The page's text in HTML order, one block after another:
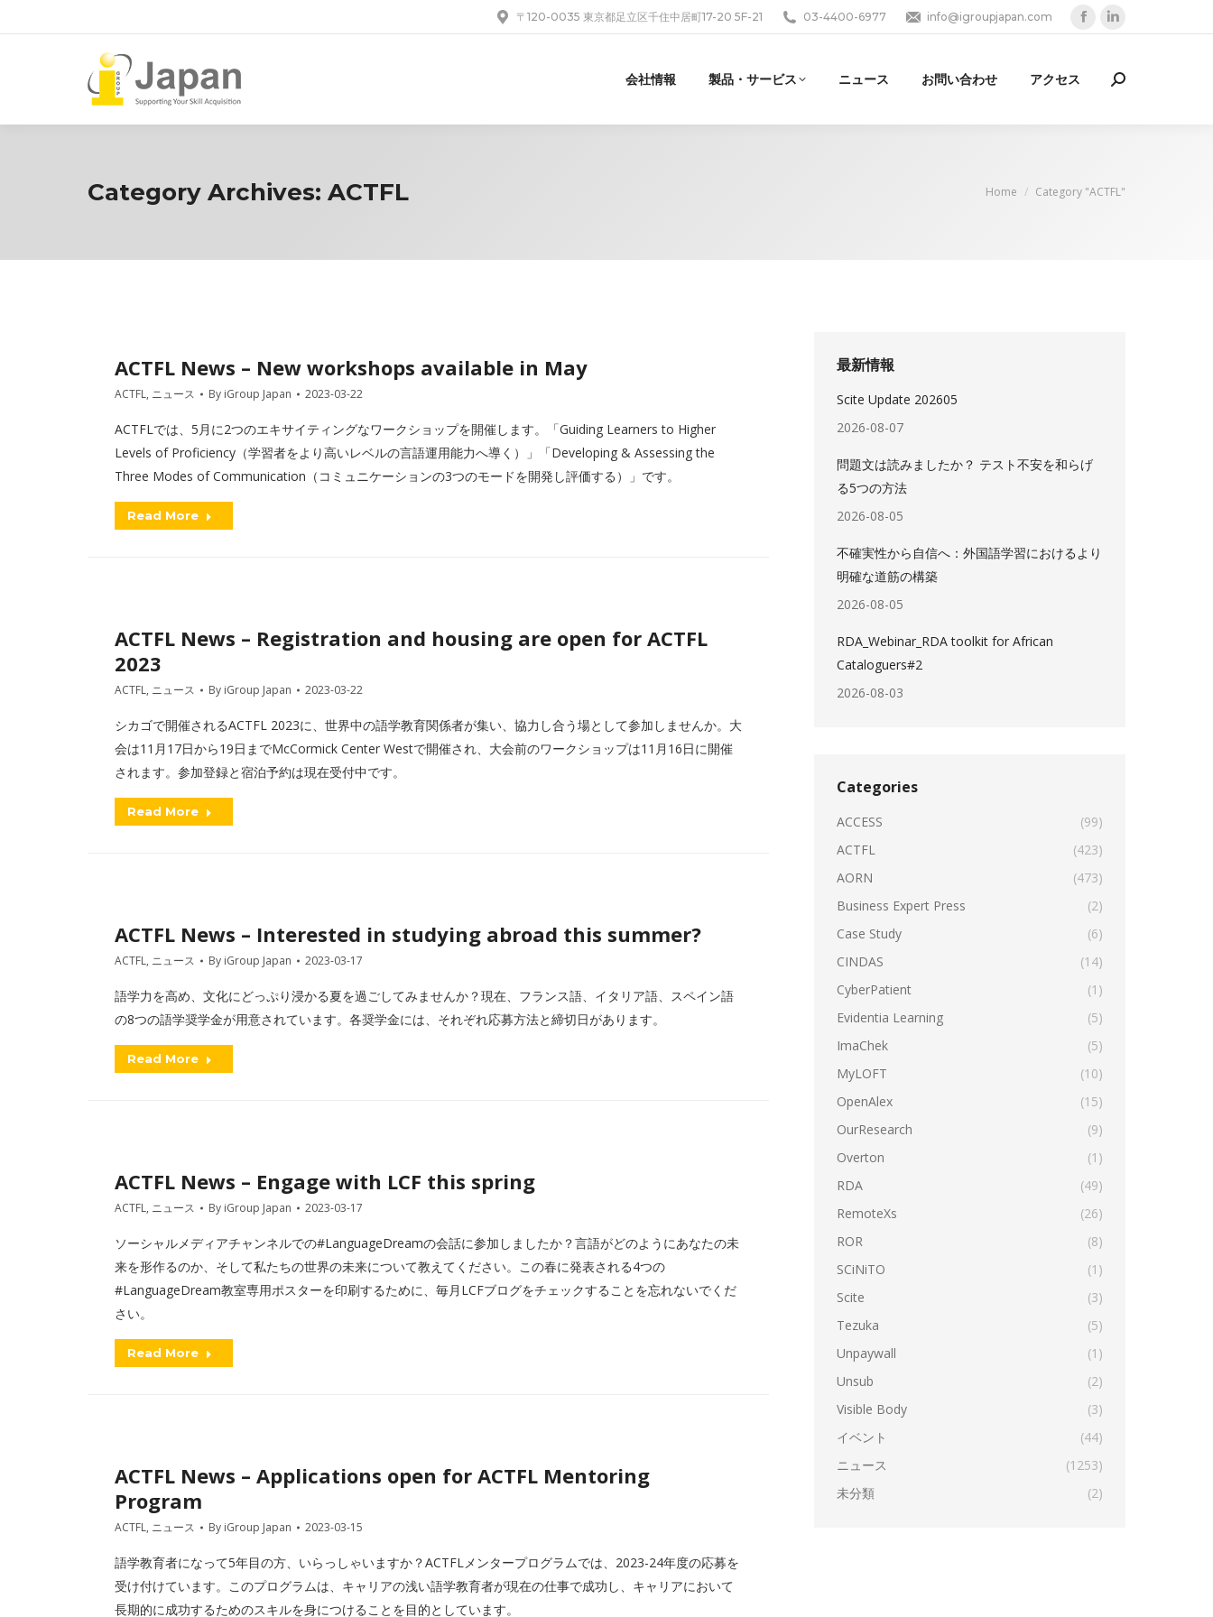
〒120-0035 東京都足立区千住中居町17-20 5F-21 03-4400-6977 info@igroupjapan.com
opensopens
会社情報 製品・サービス ニュース お問い合わせ アクセス Search:
Category Archives: ACTFL You are here:
Home Category "ACTFL"
ACTFL News – New workshops available in May
ACTFL, ニュース By iGroup Japan 2023-03-22
ACTFLでは、5月に2つのエキサイティングなワークショップを開催します。「Guiding Learners to Higher
Levels of Proficiency（学習者をより高いレベルの言語運用能力へ導く）」「Developing & Assessing the
Three Modes of Communication（コミュニケーションの3つのモードを開発し評価する）」です。
Read More
ACTFL News – Registration and housing are open for ACTFL
2023
ACTFL, ニュース By iGroup Japan 2023-03-22
シカゴで開催されるACTFL 2023に、世界中の語学教育関係者が集い、協力し合う場として参加しませんか。大
会は11月17日から19日までMcCormick Center Westで開催され、大会前のワークショップは11月16日に開催
されます。参加登録と宿泊予約は現在受付中です。
Read More
ACTFL News – Interested in studying abroad this summer?
ACTFL, ニュース By iGroup Japan 2023-03-17
語学力を高め、文化にどっぷり浸かる夏を過ごしてみませんか？現在、フランス語、イタリア語、スペイン語
の8つの語学奨学金が用意されています。各奨学金には、それぞれ応募方法と締切日があります。
Read More
ACTFL News – Engage with LCF this spring
ACTFL, ニュース By iGroup Japan 2023-03-17
ソーシャルメディアチャンネルでの#LanguageDreamの会話に参加しましたか？言語がどのようにあなたの未
来を形作るのか、そして私たちの世界の未来について教えてください。この春に発表される4つの
#LanguageDream教室専用ポスターを印刷するために、毎月LCFブログをチェックすることを忘れないでくだ
さい。
Read More
ACTFL News – Applications open for ACTFL Mentoring
Program
ACTFL, ニュース By iGroup Japan 2023-03-15
語学教育者になって5年目の方、いらっしゃいますか？ACTFLメンタープログラムでは、2023-24年度の応募を
受け付けています。このプログラムは、キャリアの浅い語学教育者が現在の仕事で成功し、キャリアにおいて
長期的に成功するためのスキルを身につけることを目的としています。
最新情報
Scite Update 202605
2026-08-07
問題文は読みましたか？ テスト不安を和らげ
る5つの方法
2026-08-05
不確実性から自信へ：外国語学習におけるより
明確な道筋の構築
2026-08-05
RDA_Webinar_RDA toolkit for African
Cataloguers#2
2026-08-03
Categories
ACCESS
(99)
ACTFL
(423)
AORN
(473)
Business Expert Press
(2)
Case Study
(6)
CINDAS
(14)
CyberPatient
(1)
Evidentia Learning
(5)
ImaChek
(5)
MyLOFT
(10)
OpenAlex
(15)
OurResearch
(9)
Overton
(1)
RDA
(49)
RemoteXs
(26)
ROR
(8)
SCiNiTO
(1)
Scite
(3)
Tezuka
(5)
Unpaywall
(1)
Unsub
(2)
Visible Body
(3)
イベント
(44)
ニュース
(1253)
未分類
(2)